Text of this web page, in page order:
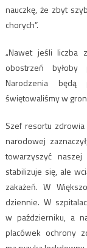
nauczkę, że zbyt
chorych”.
„Nawet jeśli liczba
obostrzeń
Narodzenia będą
świętowaliśmy w
Szef resortu
narodowej
towarzyszyć naszej
stabilizuje się, ale
zakażeń. W
dziennie. W
w październiku, a
placówek ochrony